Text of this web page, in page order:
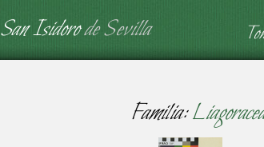
San Isidorode Sevilla
Familia: